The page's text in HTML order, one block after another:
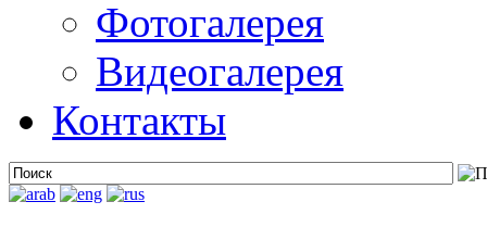
Фотогалерея
Видеогалерея
Контакты